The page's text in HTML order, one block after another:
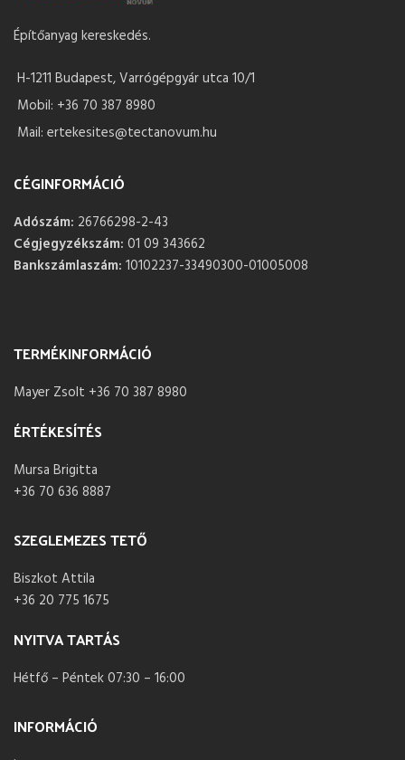
Építőanyag kereskedés.
H-1211 Budapest, Varrógépgyár utca 10/1
Mobil: +36 70 387 8980
Mail: ertekesites@tectanovum.hu
CÉGINFORMÁCIÓ
Adószám: 26766298-2-43
Cégjegyzékszám: 01 09 343662
Bankszámlaszám: 10102237-33490300-01005008
TERMÉKINFORMÁCIÓ
Mayer Zsolt +36 70 387 8980
ÉRTÉKESÍTÉS
Mursa Brigitta
+36 70 636 8887
SZEGLEMEZES TETŐ
Biszkot Attila
+36 20 775 1675
NYITVA TARTÁS
Hétfő – Péntek 07:30 – 16:00
INFORMÁCIÓ